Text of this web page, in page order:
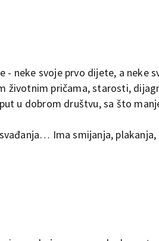
- neke svoje prvo dijete, a neke
životnim pričama, starosti,
u dobrom društvu, sa što
Ima smijanja,